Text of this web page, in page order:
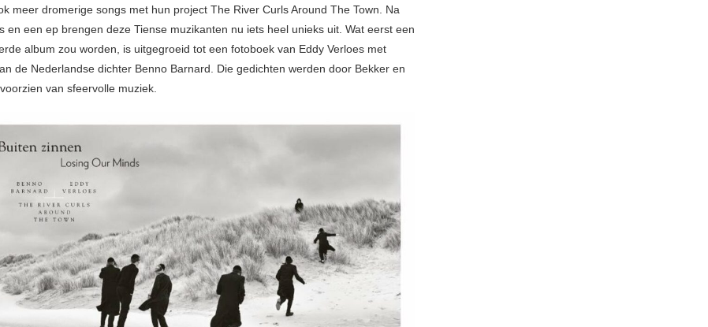
meer dromerige songs met hun project The River Curls Around The Town. Na
en een ep brengen deze Tiense muzikanten nu iets heel unieks uit. Wat eerst een
album zou worden, is uitgegroeid tot een fotoboek van Eddy Verloes met
de Nederlandse dichter Benno Barnard. Die gedichten werden door Bekker en
van sfeervolle muziek.